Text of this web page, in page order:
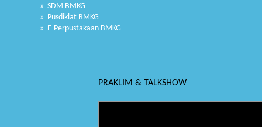
» SDM BMKG
» Pusdiklat BMKG
» E-Perpustakaan BMKG
PRAKLIM & TALKSHOW